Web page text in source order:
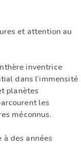
et attention au
inventrice
dans l’immensité
planètes
les
méconnus.
à des années